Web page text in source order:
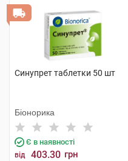
Синупрет таблетки 50 шт
Біонорика
Є в наявності
від 403.30 грн